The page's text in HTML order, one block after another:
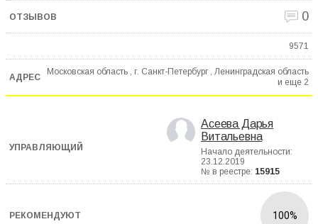
0
9571
Московская область , г. Санкт-Петербург , Ленинградская область
и еще 2
Асеева Дарья
Витальевна
Начало деятельности:
23.12.2019
№ в реестре: 15915
100%